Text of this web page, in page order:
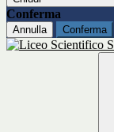
Conferma
Annulla Conferma